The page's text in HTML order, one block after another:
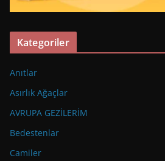
Kategoriler
Anıtlar
Asırlık Ağaçlar
AVRUPA GEZİLERİM
Bedestenlar
Camiler